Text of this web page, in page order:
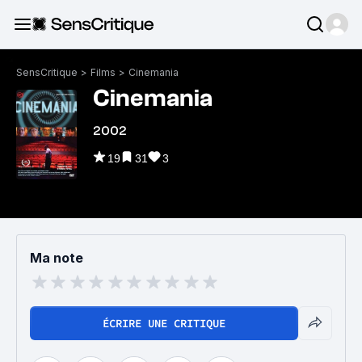
SensCritique > Films > Cinemania
Cinemania
2002
19 31 3
Ma note
ÉCRIRE UNE CRITIQUE